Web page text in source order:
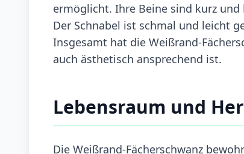
ermöglicht. Ihre Beine sind kurz
Der Schnabel ist schmal und leicht
Insgesamt hat die Weißrand-
auch ästhetisch ansprechend ist.
Lebensraum und
Die Weißrand-Fächerschwanz